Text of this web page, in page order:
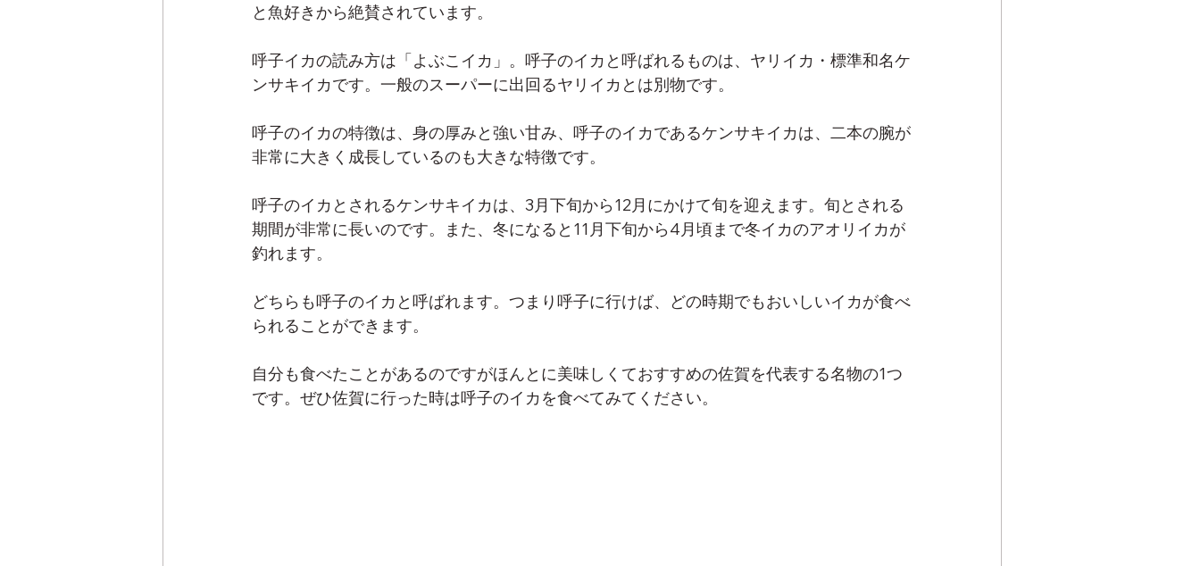
と魚好きから絶賛されています。
呼子イカの読み方は「よぶこイカ」。呼子のイカと呼ばれるものは、ヤリイカ・標準和名ケ
ンサキイカです。一般のスーパーに出回るヤリイカとは別物です。
呼子のイカの特徴は、身の厚みと強い甘み、呼子のイカであるケンサキイカは、二本の腕が
非常に大きく成長しているのも大きな特徴です。
呼子のイカとされるケンサキイカは、3月下旬から12月にかけて旬を迎えます。旬とされる
期間が非常に長いのです。また、冬になると11月下旬から4月頃まで冬イカのアオリイカが
釣れます。
どちらも呼子のイカと呼ばれます。つまり呼子に行けば、どの時期でもおいしいイカが食べ
られることができます。
自分も食べたことがあるのですがほんとに美味しくておすすめの佐賀を代表する名物の1つ
です。ぜひ佐賀に行った時は呼子のイカを食べてみてください。